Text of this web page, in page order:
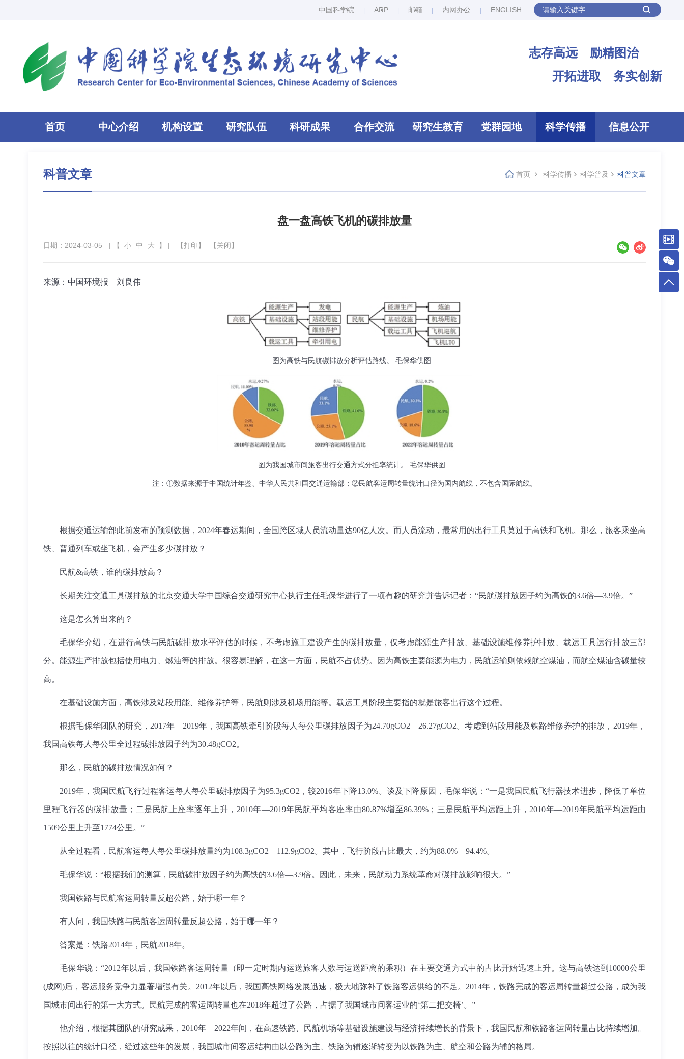
中国科学院 ARP 邮箱 内网办公 ENGLISH
志存高远 励精图治
开拓进取 务实创新
首页 中心介绍 机构设置 研究队伍 科研成果 合作交流 研究生教育 党群园地 科学传播 信息公开
科普文章 首页 科学传播 科学普及 科普文章
盘一盘高铁飞机的碳排放量
日期：2024-03-05 | 【 小 中 大 】 | 【打印】 【关闭】
来源：中国环境报 刘良伟
图为高铁与民航碳排放分析评估路线。 毛保华供图
图为我国城市间旅客出行交通方式分担率统计。 毛保华供图
注：①数据来源于中国统计年鉴、中华人民共和国交通运输部；②民航客运周转量统计口径为国内航线，不包含国际航线。
根据交通运输部此前发布的预测数据，2024年春运期间，全国跨区域人员流动量达90亿人次。而人员流动，最常用的出行工具莫过于高铁和飞机。那么，旅客乘坐高
铁、普通列车或坐飞机，会产生多少碳排放？
民航&高铁，谁的碳排放高？
长期关注交通工具碳排放的北京交通大学中国综合交通研究中心执行主任毛保华进行了一项有趣的研究并告诉记者：“民航碳排放因子约为高铁的3.6倍—3.9倍。”
这是怎么算出来的？
毛保华介绍，在进行高铁与民航碳排放水平评估的时候，不考虑施工建设产生的碳排放量，仅考虑能源生产排放、基础设施维修养护排放、载运工具运行排放三部
分。能源生产排放包括使用电力、燃油等的排放。很容易理解，在这一方面，民航不占优势。因为高铁主要能源为电力，民航运输则依赖航空煤油，而航空煤油含碳量较
高。
在基础设施方面，高铁涉及站段用能、维修养护等，民航则涉及机场用能等。载运工具阶段主要指的就是旅客出行这个过程。
根据毛保华团队的研究，2017年—2019年，我国高铁牵引阶段每人每公里碳排放因子为24.70gCO2—26.27gCO2。考虑到站段用能及铁路维修养护的排放，2019年，
我国高铁每人每公里全过程碳排放因子约为30.48gCO2。
那么，民航的碳排放情况如何？
2019年，我国民航飞行过程客运每人每公里碳排放因子为95.3gCO2，较2016年下降13.0%。谈及下降原因，毛保华说：“一是我国民航飞行器技术进步，降低了单位
里程飞行器的碳排放量；二是民航上座率逐年上升，2010年—2019年民航平均客座率由80.87%增至86.39%；三是民航平均运距上升，2010年—2019年民航平均运距由
1509公里上升至1774公里。”
从全过程看，民航客运每人每公里碳排放量约为108.3gCO2—112.9gCO2。其中，飞行阶段占比最大，约为88.0%—94.4%。
毛保华说：“根据我们的测算，民航碳排放因子约为高铁的3.6倍—3.9倍。因此，未来，民航动力系统革命对碳排放影响很大。”
我国铁路与民航客运周转量反超公路，始于哪一年？
有人问，我国铁路与民航客运周转量反超公路，始于哪一年？
答案是：铁路2014年，民航2018年。
毛保华说：“2012年以后，我国铁路客运周转量（即一定时期内运送旅客人数与运送距离的乘积）在主要交通方式中的占比开始迅速上升。这与高铁达到10000公里
(成网)后，客运服务竞争力显著增强有关。2012年以后，我国高铁网络发展迅速，极大地弥补了铁路客运供给的不足。2014年，铁路完成的客运周转量超过公路，成为我
国城市间出行的第一大方式。民航完成的客运周转量也在2018年超过了公路，占据了我国城市间客运业的‘第二把交椅’。”
他介绍，根据其团队的研究成果，2010年—2022年间，在高速铁路、民航机场等基础设施建设与经济持续增长的背景下，我国民航和铁路客运周转量占比持续增加。
按照以往的统计口径，经过这些年的发展，我国城市间客运结构由以公路为主、铁路为辅逐渐转变为以铁路为主、航空和公路为辅的格局。